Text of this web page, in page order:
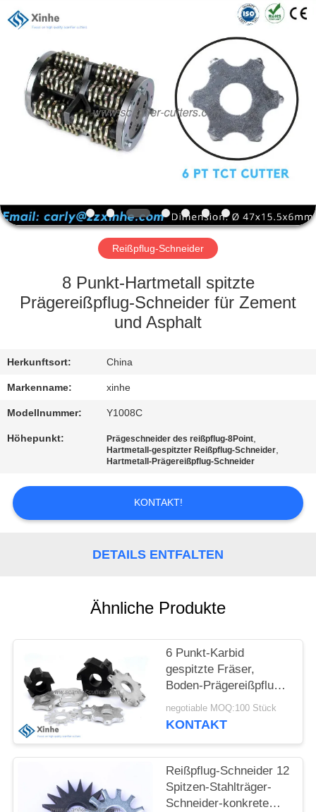
HAUSE
PRODUKTE
ÜBER
WERKSBESICHTIGUNG
KONTAKT
MIT
UNS
RECHTSSACHEN
ANGEBOT
SITEMAP
DATENSCHUTZ-
BESTIMMUNGEN
Industry
Co.,
Reißpflug-Schneider
8 Punkt-Hartmetall spitzte
Prägereißpflug-Schneider für Zement
und Asphalt
Herkunftsort: China
Markenname: xinhe
Modellnummer: Y1008C
Höhepunkt: Prägeschneider des reißpflug-8Point,
Hartmetall-gespitzter Reißpflug-Schneider,
Hartmetall-Prägereißpflug-Schneider
KONTAKT!
DETAILS ENTFALTEN
Ähnliche Produkte
6 Punkt-Karbid
gespitzte Fräser,
Boden-Prägereißpflug-
Ersatz, scharf
kritisierende
negotiable MOQ:100 Stück
KONTAKT
Reißpflug-Schneider 12
Spitzen-Stahlträger-
Schneider-konkrete